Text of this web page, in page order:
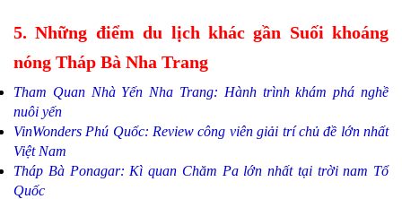
5. Những điểm du lịch khác gần Suối khoáng
nóng Tháp Bà Nha Trang
Tham Quan Nhà Yến Nha Trang: Hành trình khám phá nghề
nuôi yến
VinWonders Phú Quốc: Review công viên giải trí chủ đề lớn nhất
Việt Nam
Tháp Bà Ponagar: Kì quan Chăm Pa lớn nhất tại trời nam Tổ
Quốc